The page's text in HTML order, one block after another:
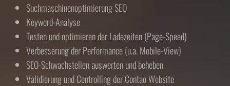
Suchmaschinenoptimierung SEO
Keyword-Analyse
Testen und optimieren der Ladezeiten (Page-Speed)
Verbesserung der Performance (u.a. Mobile-View)
SEO-Schwachstellen auswerten und beheben
Validierung und Controlling der Contao Website